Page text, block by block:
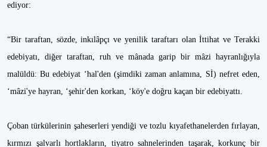
ediyor:
“Bir taraftan, sözde, inkılâpçı ve yenilik taraftarı olan İttihat ve Terakki
edebiyatı, diğer taraftan, ruh ve mânada garip bir mâzi hayranlığıyla
malüldü: Bu edebiyat ‘hal'den (şimdiki zaman anlamına, Sİ) nefret eden,
‘mâzi'ye hayran, ‘şehir'den korkan, ‘köy'e doğru kaçan bir edebiyattı.
Çoban türkülerinin şaheserleri yendiği ve tozlu kıyafethanelerden fırlayan,
kırmızı şalvarlı hortlakların, tiyatro sahnelerinden taşarak, korkunç bir